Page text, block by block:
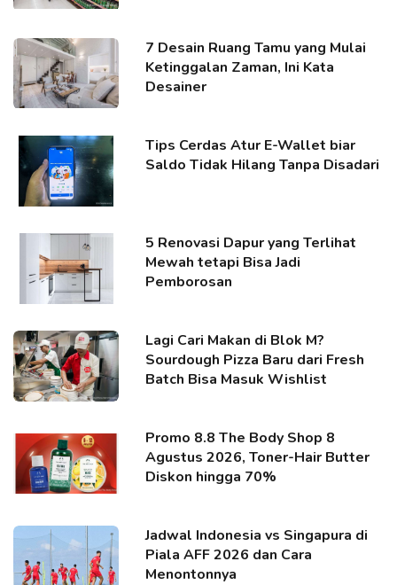
7 Desain Ruang Tamu yang Mulai
Ketinggalan Zaman, Ini Kata
Desainer
Tips Cerdas Atur E-Wallet biar
Saldo Tidak Hilang Tanpa Disadari
5 Renovasi Dapur yang Terlihat
Mewah tetapi Bisa Jadi
Pemborosan
Lagi Cari Makan di Blok M?
Sourdough Pizza Baru dari Fresh
Batch Bisa Masuk Wishlist
Promo 8.8 The Body Shop 8
Agustus 2026, Toner-Hair Butter
Diskon hingga 70%
Jadwal Indonesia vs Singapura di
Piala AFF 2026 dan Cara
Menontonnya